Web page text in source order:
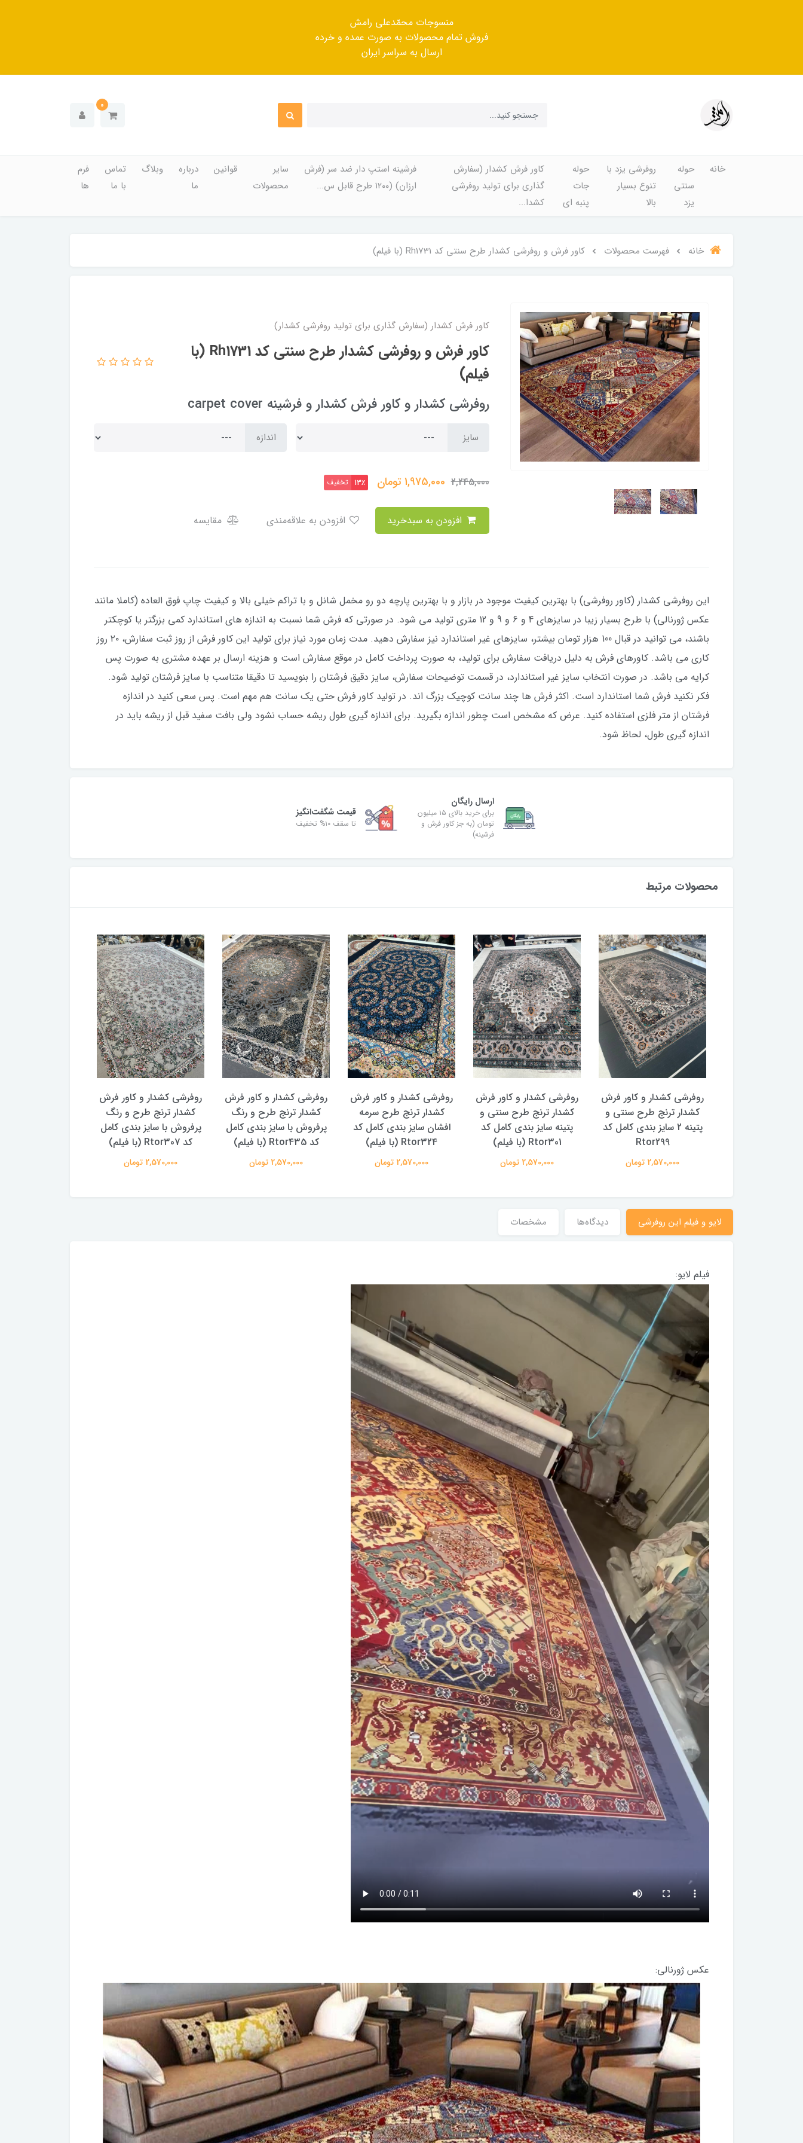
منسوجات محمّدعلی رامش
فروش تمام محصولات به صورت عمده و خرده
ارسال به سراسر ایران
0
خانه
حوله
سنتی
یزد
روفرشی یزد با
تنوع بسیار
بالا
حوله
جات
پنبه ای
کاور فرش کشدار (سفارش
گذاری برای تولید روفرشی
کشدا...
فرشینه استپ دار ضد سر (فرش
ارزان) (۱۲۰۰ طرح قابل س...
سایر
محصولات
قوانین
درباره
ما
وبلاگ
تماس
با ما
فرم
ها
خانه فهرست محصولات کاور فرش و روفرشی کشدار طرح سنتی کد Rh1731 (با فیلم)
کاور فرش کشدار (سفارش گذاری برای تولید روفرشی کشدار)
کاور فرش و روفرشی کشدار طرح سنتی کد Rh1731 (با
فیلم)
روفرشی کشدار و کاور فرش کشدار و فرشینه carpet cover
سایز اندازه
2,245,000
1,975,000تومان 13٪ تخفیف
مقایسه
این روفرشی کشدار (کاور روفرشی) با بهترین کیفیت موجود در بازار و با بهترین پارچه دو رو مخمل شانل و با تراکم خیلی بالا و کیفیت چاپ فوق العاده (کاملا مانند
عکس ژورنالی) با طرح بسیار زیبا در سایزهای 4 و 6 و 9 و 12 متری تولید می شود. در صورتی که فرش شما نسبت به اندازه های استاندارد کمی بزرگتر یا کوچکتر
باشند، می توانید در قبال 100 هزار تومان بیشتر، سایزهای غیر استاندارد نیز سفارش دهید. مدت زمان مورد نیاز برای تولید این کاور فرش از روز ثبت سفارش، ۲۰ روز
کاری می باشد. کاورهای فرش به دلیل دریافت سفارش برای تولید، به صورت پرداخت کامل در موقع سفارش است و هزینه ارسال بر عهده مشتری به صورت پس
کرایه می باشد. در صورت انتخاب سایز غیر استاندارد، در قسمت توضیحات سفارش، سایز دقیق فرشتان را بنویسید تا دقیقا متناسب با سایز فرشتان تولید شود.
فکر نکنید فرش شما استاندارد است. اکثر فرش ها چند سانت کوچیک بزرگ اند. در تولید کاور فرش حتی یک سانت هم مهم است. پس سعی کنید در اندازه
فرشتان از متر فلزی استفاده کنید‌. عرض که مشخص است چطور اندازه بگیرید. برای اندازه گیری طول ریشه حساب نشود ولی بافت سفید قبل از ریشه باید در
اندازه گیری طول، لحاظ شود.
ارسال رایگان
برای خرید بالای ۱۵ میلیون
تومان (به جز کاور فرش و
فرشینه)
قیمت شگفت‌انگیز
تا سقف ۱۰% تخفیف
محصولات مرتبط
روفرشی کشدار و کاور فرش
کشدار ترنج طرح سنتی و
پتینه 2 سایز بندی کامل کد
Rtor299
2,570,000 تومان
روفرشی کشدار و کاور فرش
کشدار ترنج طرح سنتی و
پتینه سایز بندی کامل کد
Rtor301 (با فیلم)
2,570,000 تومان
روفرشی کشدار و کاور فرش
کشدار ترنج طرح سرمه
افشان سایز بندی کامل کد
Rtor324 (با فیلم)
2,570,000 تومان
روفرشی کشدار و کاور فرش
کشدار ترنج طرح و رنگ
پرفروش با سایز بندی کامل
کد Rtor435 (با فیلم)
2,570,000 تومان
روفرشی کشدار و کاور فرش
کشدار ترنج طرح و رنگ
پرفروش با سایز بندی کامل
کد Rtor307 (با فیلم)
2,570,000 تومان
لایو و فیلم این روفرشی دیدگاه‌ها مشخصات
فیلم لایو:
عکس ژورنالی: